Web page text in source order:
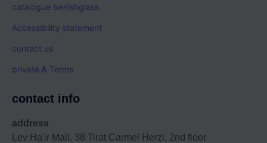
catalogue benishglass
Accessibility statement
contact us
private & Terms
contact info
address
Lev Ha'ir Mall, 38 Tirat Carmel Herzl, 2nd floor